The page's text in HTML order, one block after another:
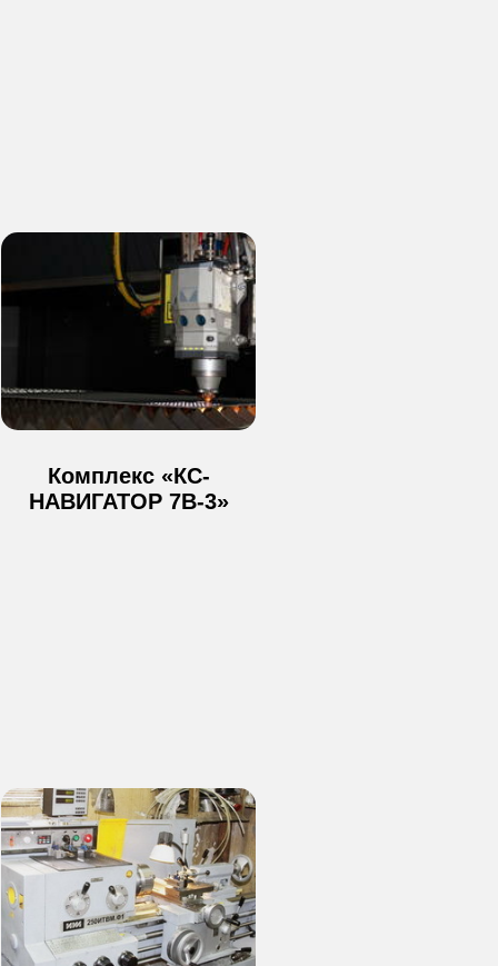
Комплекс «КС-
НАВИГАТОР 7В-3»
ООО "ИНТМЕХ"
ИНН 9 718 163 745
Согласие на обработку персональных
данных
Пользовательское соглашение